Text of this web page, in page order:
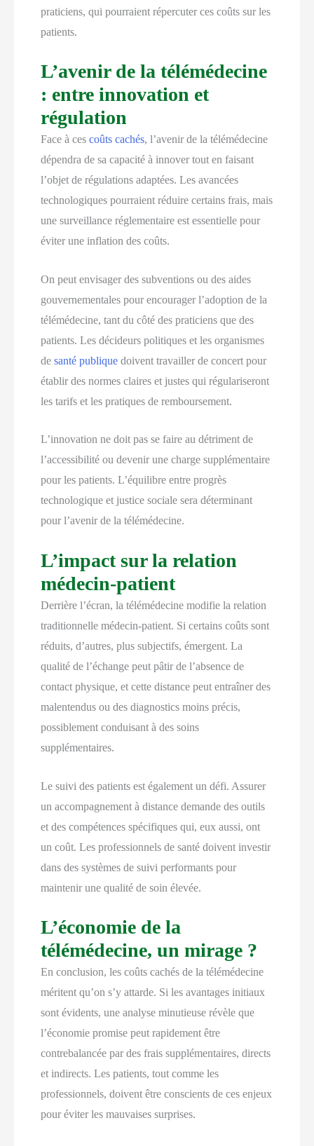
praticiens, qui pourraient répercuter ces coûts sur les
patients.
L’avenir de la télémédecine
: entre innovation et
régulation
Face à cescoûts cachés, l’avenir de la télémédecine
dépendra de sa capacité à innover tout en faisant
l’objet de régulations adaptées. Les avancées
technologiques pourraient réduire certains frais, mais
une surveillance réglementaire est essentielle pour
éviter une inflation des coûts.
On peut envisager des subventions ou des aides
gouvernementales pour encourager l’adoption de la
télémédecine, tant du côté des praticiens que des
patients. Les décideurs politiques et les organismes
desanté publique doivent travailler de concert pour
établir des normes claires et justes qui régulariseront
les tarifs et les pratiques de remboursement.
L’innovation ne doit pas se faire au détriment de
l’accessibilité ou devenir une charge supplémentaire
pour les patients. L’équilibre entre progrès
technologique et justice sociale sera déterminant
pour l’avenir de la télémédecine.
L’impact sur la relation
médecin-patient
Derrière l’écran, la télémédecine modifie la relation
traditionnelle médecin-patient. Si certains coûts sont
réduits, d’autres, plus subjectifs, émergent. La
qualité de l’échange peut pâtir de l’absence de
contact physique, et cette distance peut entraîner des
malentendus ou des diagnostics moins précis,
possiblement conduisant à des soins
supplémentaires.
Le suivi des patients est également un défi. Assurer
un accompagnement à distance demande des outils
et des compétences spécifiques qui, eux aussi, ont
un coût. Les professionnels de santé doivent investir
dans des systèmes de suivi performants pour
maintenir une qualité de soin élevée.
L’économie de la
télémédecine, un mirage ?
En conclusion, les coûts cachés de la télémédecine
méritent qu’on s’y attarde. Si les avantages initiaux
sont évidents, une analyse minutieuse révèle que
l’économie promise peut rapidement être
contrebalancée par des frais supplémentaires, directs
et indirects. Les patients, tout comme les
professionnels, doivent être conscients de ces enjeux
pour éviter les mauvaises surprises.